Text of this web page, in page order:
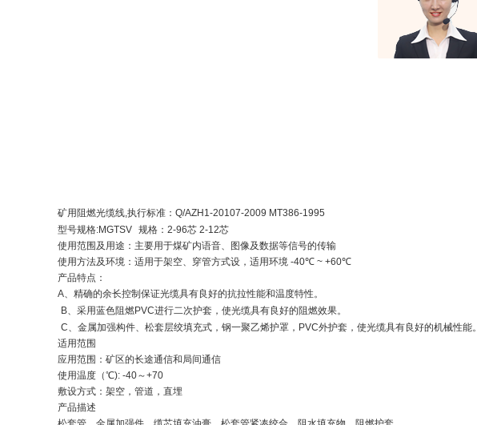
矿用阻燃光缆线,执行标准： Q/AZH1-20107-2009 MT386-1995
型号规格:MGTSV 规格： 2-96芯 2-12芯
使用范围及用途：主要用于煤矿内语音、图像及数据等信号的传输
使用方法及环境：适用于架空、穿管方式设，适用环境 -40℃ ~ +60℃
产品特点：
A、精确的余长控制保证光缆具有良好的抗拉性能和温度特性。
B、采用蓝色阻燃PVC进行二次护套，使光缆具有良好的阻燃效果。
C、金属加强构件、松套层绞填充式，钢一聚乙烯护罩， PVC外护套，使光缆具有良好的机械性能。
适用范围
应用范围：矿区的长途通信和局间通信
使用温度（℃): -40～+70
敷设方式：架空，管道，直埋
产品描述